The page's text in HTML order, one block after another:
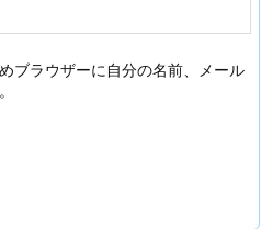
ブラウザーに自分の名前、メール